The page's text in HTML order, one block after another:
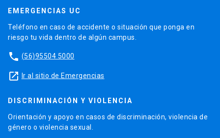
EMERGENCIAS UC
Teléfono en caso de accidente o situación que ponga en
riesgo tu vida dentro de algún campus.
phone (56)95504 5000
launch Ir al sitio de Emergencias
DISCRIMINACIÓN Y VIOLENCIA
Orientación y apoyo en casos de discriminación, violencia de
género o violencia sexual.